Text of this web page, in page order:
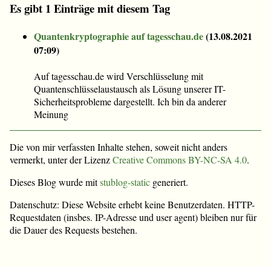
Es gibt 1 Einträge mit diesem Tag
Quantenkryptographie auf tagesschau.de(13.08.2021
07:09)
Auf tagesschau.de wird Verschlüsselung mit
Quantenschlüsselaustausch als Lösung unserer IT-
Sicherheitsprobleme dargestellt. Ich bin da anderer
Meinung
Die von mir verfassten Inhalte stehen, soweit nicht anders
vermerkt, unter der LizenzCreative Commons BY-NC-SA 4.0.
Dieses Blog wurde mitstublog-static generiert.
Datenschutz: Diese Website erhebt keine Benutzerdaten. HTTP-
Requestdaten (insbes. IP-Adresse und user agent) bleiben nur für
die Dauer des Requests bestehen.